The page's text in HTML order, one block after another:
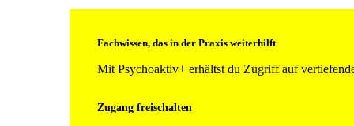
Fachwissen, das in der Praxis weiterhilft
Mit Psychoaktiv+ erhältst du Zugriff auf
Zugang freischalten